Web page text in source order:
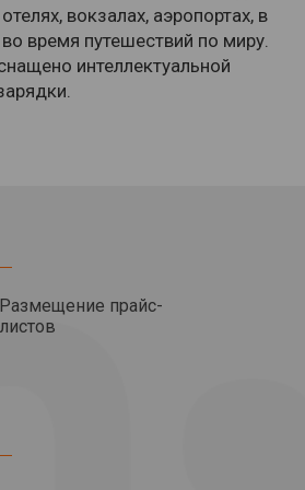
вокзалах, аэропортах, в
время путешествий по миру.
интеллектуальной
Размещение прайс-
листов